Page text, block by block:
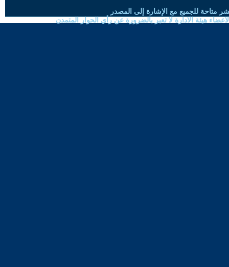
متاحة للجميع مع الإشارة إلى المصدر
هيئة الادارة لا تعبر بالضرورة عن رأي الحوار المتمدن